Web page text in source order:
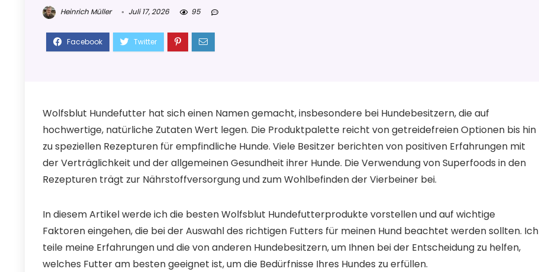
Heinrich Müller Juli 17, 2026 95
Wolfsblut Hundefutter hat sich einen Namen gemacht, insbesondere bei Hundebesitzern, die auf
hochwertige, natürliche Zutaten Wert legen. Die Produktpalette reicht von getreidefreien Optionen bis hin
zu speziellen Rezepturen für empfindliche Hunde. Viele Besitzer berichten von positiven Erfahrungen mit
der Verträglichkeit und der allgemeinen Gesundheit ihrer Hunde. Die Verwendung von Superfoods in den
Rezepturen trägt zur Nährstoffversorgung und zum Wohlbefinden der Vierbeiner bei.
In diesem Artikel werde ich die besten Wolfsblut Hundefutterprodukte vorstellen und auf wichtige
Faktoren eingehen, die bei der Auswahl des richtigen Futters für meinen Hund beachtet werden sollten. Ich
teile meine Erfahrungen und die von anderen Hundebesitzern, um Ihnen bei der Entscheidung zu helfen,
welches Futter am besten geeignet ist, um die Bedürfnisse Ihres Hundes zu erfüllen.